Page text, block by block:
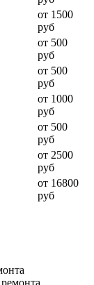
от 1500
руб
от 500
руб
от 500
руб
от 1000
руб
от 500
руб
от 2500
руб
от 16800
руб